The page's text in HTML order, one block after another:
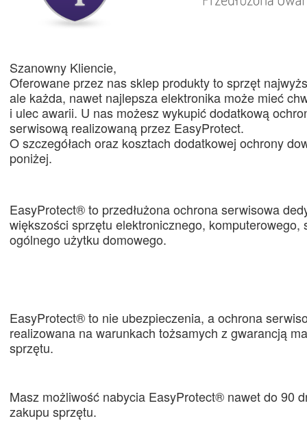
Szanowny Kliencie,
Oferowane przez nas sklep produkty to sprzęt
ale każda, nawet najlepsza elektronika może mieć
i ulec awarii. U nas możesz wykupić dodatkową
serwisową realizowaną przez EasyProtect.
O szczegółach oraz kosztach dodatkowej ochrony
poniżej.
EasyProtect® to przedłużona ochrona serwisowa
większości sprzętu elektronicznego, komputerowego,
ogólnego użytku domowego.
EasyProtect® to nie ubezpieczenia, a ochrona
realizowana na warunkach tożsamych z gwarancją
sprzętu.
Masz możliwość nabycia EasyProtect® nawet do 90
zakupu sprzętu.